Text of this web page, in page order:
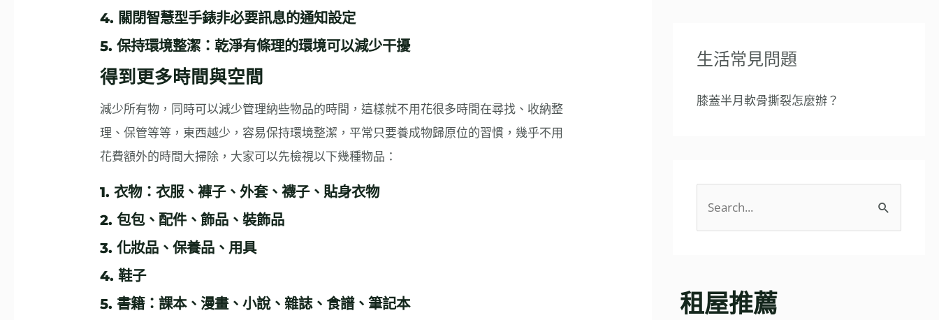
4. 關閉智慧型手錶非必要訊息的通知設定
5. 保持環境整潔：乾淨有條理的環境可以減少干擾
得到更多時間與空間
減少所有物，同時可以減少管理納些物品的時間，這樣就不用花很多時間在尋找、收納整
理、保管等等，東西越少，容易保持環境整潔，平常只要養成物歸原位的習慣，幾乎不用
花費額外的時間大掃除，大家可以先檢視以下幾種物品：
1. 衣物：衣服、褲子、外套、襪子、貼身衣物
2. 包包、配件、飾品、裝飾品
3. 化妝品、保養品、用具
4. 鞋子
5. 書籍：課本、漫畫、小說、雜誌、食譜、筆記本
生活常見問題
膝蓋半月軟骨撕裂怎麼辦？
尋
字
租屋推薦